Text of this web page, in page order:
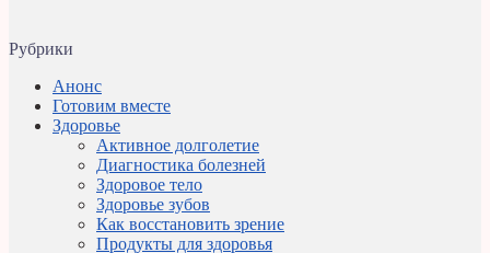
Рубрики
Анонс
Готовим вместе
Здоровье
Активное долголетие
Диагностика болезней
Здоровое тело
Здоровье зубов
Как восстановить зрение
Продукты для здоровья